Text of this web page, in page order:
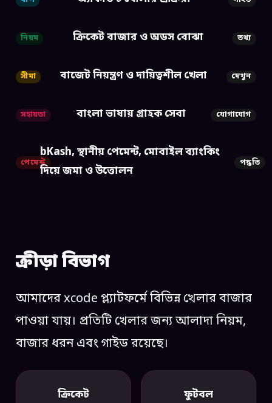
নিয়ম ক্রিকেট বাজার ও অডস বোঝা তথ্য
সীমা বাজেট নিয়ন্ত্রণ ও দায়িত্বশীল খেলা দেখুন
সহায়তা বাংলা ভাষায় গ্রাহক সেবা যোগাযোগ
পেমেন্ট
bKash, স্থানীয় পেমেন্ট, মোবাইল ব্যাংকিং
দিয়ে জমা ও উত্তোলন
পদ্ধতি
ক্রীড়া বিভাগ
আমাদের xcode প্ল্যাটফর্মে বিভিন্ন খেলার বাজার
পাওয়া যায়। প্রতিটি খেলার জন্য আলাদা নিয়ম,
বাজার ধরন এবং গাইড রয়েছে।
ক্রিকেট ফুটবল